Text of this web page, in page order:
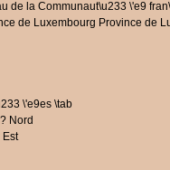
de la Communaut\u233 \'e9
de Luxembourg Province de
\'e9es \tab
Nord
Est